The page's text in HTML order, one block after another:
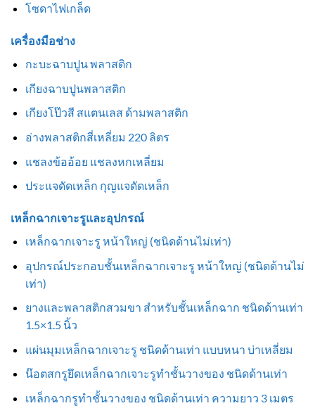
โซดาไฟเกล็ด
เครื่องมือช่าง
กะบะฉาบปูน พลาสติก
เกียงฉาบปูนพลาสติก
เกียงโป๊วสี สแตนเลส ด้ามพลาสติก
อ่างพลาสติกสี่เหลี่ยม 220 ลิตร
แชลงข้ออ้อย แชลงหกเหลี่ยม
ประแจดัดเหล็ก กุญแจดัดเหล็ก
เหล็กฉากเจาะรูและอุปกรณ์
เหล็กฉากเจาะรู หน้าใหญ่ (ชนิดด้านไม่เท่า)
อุปกรณ์ประกอบชั้นเหล็กฉากเจาะรู หน้าใหญ่ (ชนิดด้านไม่
เท่า)
ยางและพลาสติกสวมขา สำหรับชั้นเหล็กฉาก ชนิดด้านเท่า
1.5×1.5 นิ้ว
แผ่นมุมเหล็กฉากเจาะรู ชนิดด้านเท่า แบบหนา บ่าเหลี่ยม
น๊อตสกรูยึดเหล็กฉากเจาะรูทำชั้นวางของ ชนิดด้านเท่า
เหล็กฉากรูทำชั้นวางของ ชนิดด้านเท่า ความยาว 3 เมตร